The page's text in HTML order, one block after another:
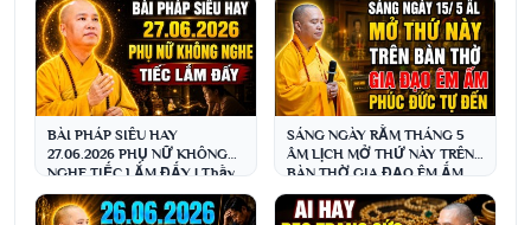
BÀI PHÁP SIÊU HAY
27.06.2026 PHỤ NỮ KHÔNG
NGHE TIẾC LẮM ĐẤY | Thầy
Thích Đạo Thịnh
SÁNG NGÀY RẰM THÁNG 5
ÂM LỊCH MỞ THỨ NÀY TRÊN
BÀN THỜ GIA ĐẠO ÊM ẤM
PHÚC ĐỨC TỰ ĐẾN ( CỰC
HAY )